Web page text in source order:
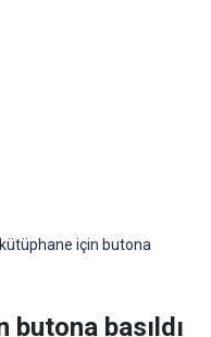
için butona
basıldı